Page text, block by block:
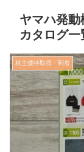
ヤマハ発
カタログ一
株主優待取得・到着